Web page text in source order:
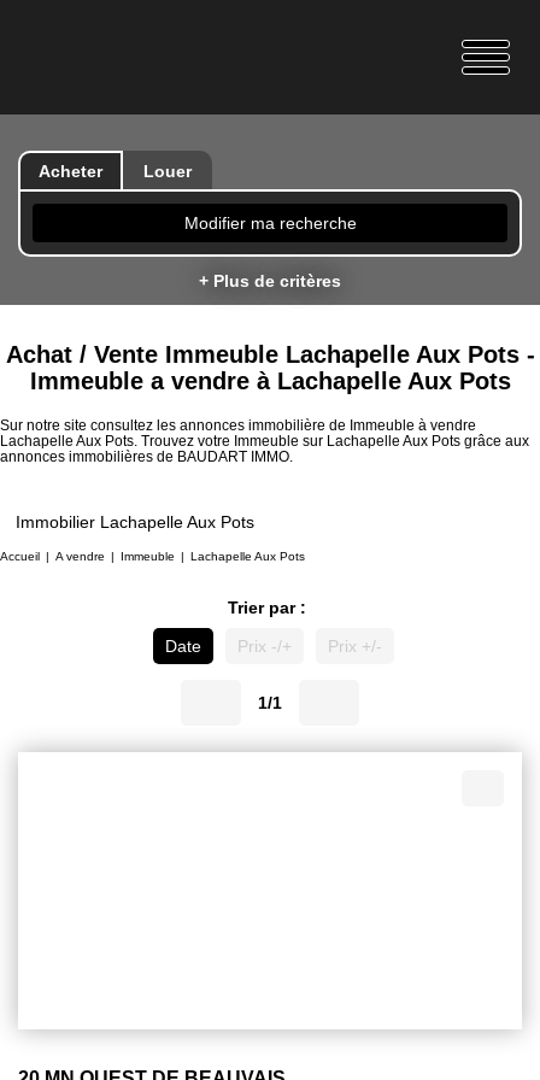
Acheter Louer
Modifier ma recherche
+ Plus de critères
Achat / Vente Immeuble Lachapelle Aux Pots -
Immeuble a vendre à Lachapelle Aux Pots
Sur notre site consultez les annonces immobilière de Immeuble à vendre
Lachapelle Aux Pots. Trouvez votre Immeuble sur Lachapelle Aux Pots grâce aux
annonces immobilières de BAUDART IMMO.
Immobilier Lachapelle Aux Pots
Accueil A vendre Immeuble Lachapelle Aux Pots
Trier par :
Date
Prix -/+ Prix +/-
1/1